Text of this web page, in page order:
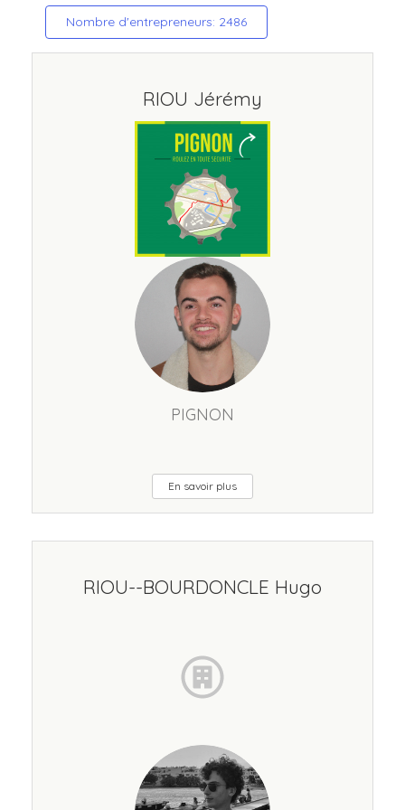
Nombre d'entrepreneurs: 2486
RIOU Jérémy
PIGNON
En savoir plus
RIOU--BOURDONCLE Hugo